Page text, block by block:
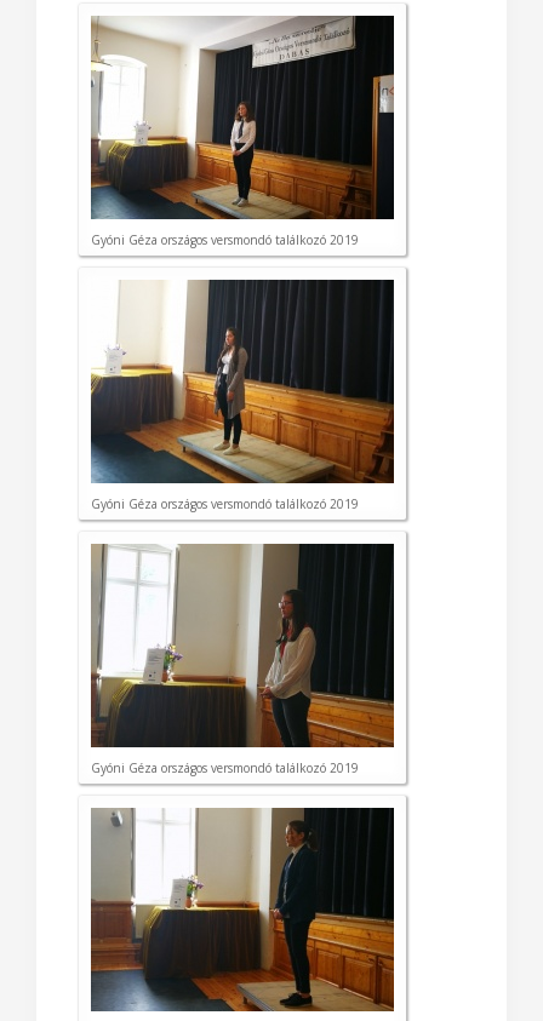
Gyóni Géza országos versmondó találkozó 2019
Gyóni Géza országos versmondó találkozó 2019
Gyóni Géza országos versmondó találkozó 2019